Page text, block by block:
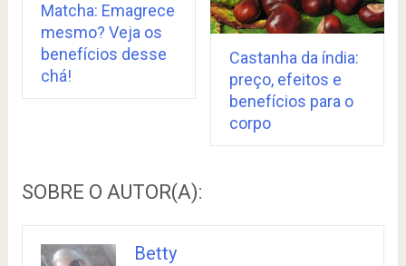
Matcha: Emagrece
mesmo? Veja os
benefícios desse
chá!
Castanha da índia:
preço, efeitos e
benefícios para o
corpo
SOBRE O AUTOR(A):
Betty